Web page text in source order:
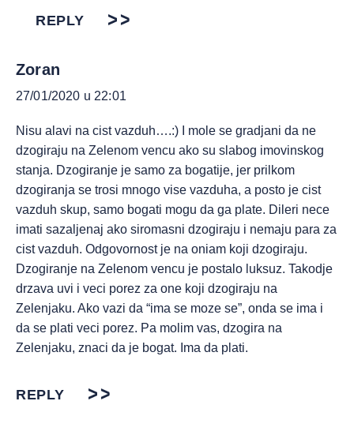
REPLY
Zoran
27/01/2020 u 22:01
Nisu alavi na cist vazduh….:) I mole se gradjani da ne
dzogiraju na Zelenom vencu ako su slabog imovinskog
stanja. Dzogiranje je samo za bogatije, jer prilkom
dzogiranja se trosi mnogo vise vazduha, a posto je cist
vazduh skup, samo bogati mogu da ga plate. Dileri nece
imati sazaljenaj ako siromasni dzogiraju i nemaju para za
cist vazduh. Odgovornost je na oniam koji dzogiraju.
Dzogiranje na Zelenom vencu je postalo luksuz. Takodje
drzava uvi i veci porez za one koji dzogiraju na
Zelenjaku. Ako vazi da “ima se moze se”, onda se ima i
da se plati veci porez. Pa molim vas, dzogira na
Zelenjaku, znaci da je bogat. Ima da plati.
REPLY